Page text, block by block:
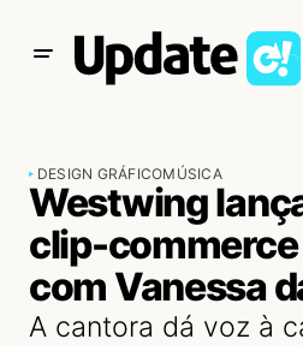
DESIGN GRÁFICOMÚSICA
Westwing
clip-commerce
com Vanessa
A cantora dá voz à